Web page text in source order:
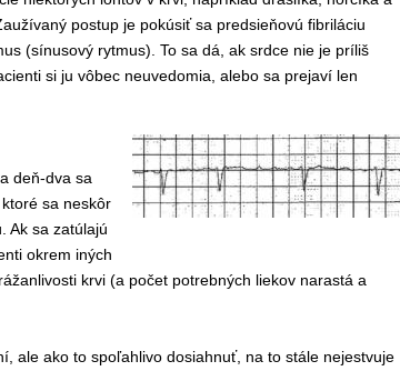
postup je pokúsiť sa predsieňovú fibriláciu
(sínusový rytmus). To sa dá, ak srdce nie je príliš
si ju vôbec neuvedomia, alebo sa prejaví len
deň-dva sa
sa neskôr
Ak sa zatúlajú
okrem iných
krvi (a počet potrebných liekov narastá a
ale ako to spoľahlivo dosiahnuť, na to stále nejestvuje